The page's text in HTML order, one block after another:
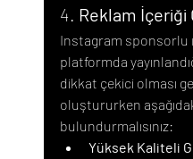
4. Reklam İçeriği
Instagram sponsorlu
platformda
dikkat çekici olması
oluştururken
bulundurmalısınız:
Yüksek Kaliteli